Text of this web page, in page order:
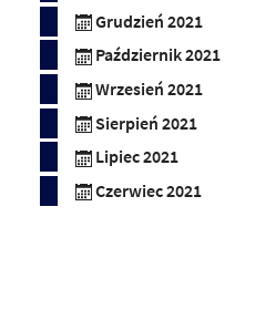
Grudzień 2021
Październik 2021
Wrzesień 2021
Sierpień 2021
Lipiec 2021
Czerwiec 2021